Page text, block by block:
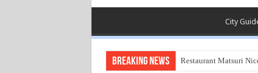
City
Breaking News Restaurant Matsuri